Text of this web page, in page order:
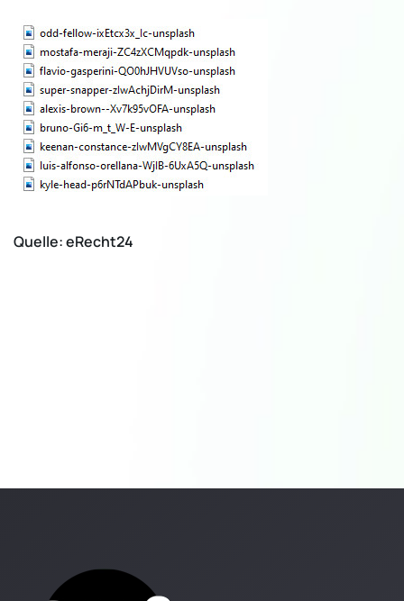
Quelle: eRecht24